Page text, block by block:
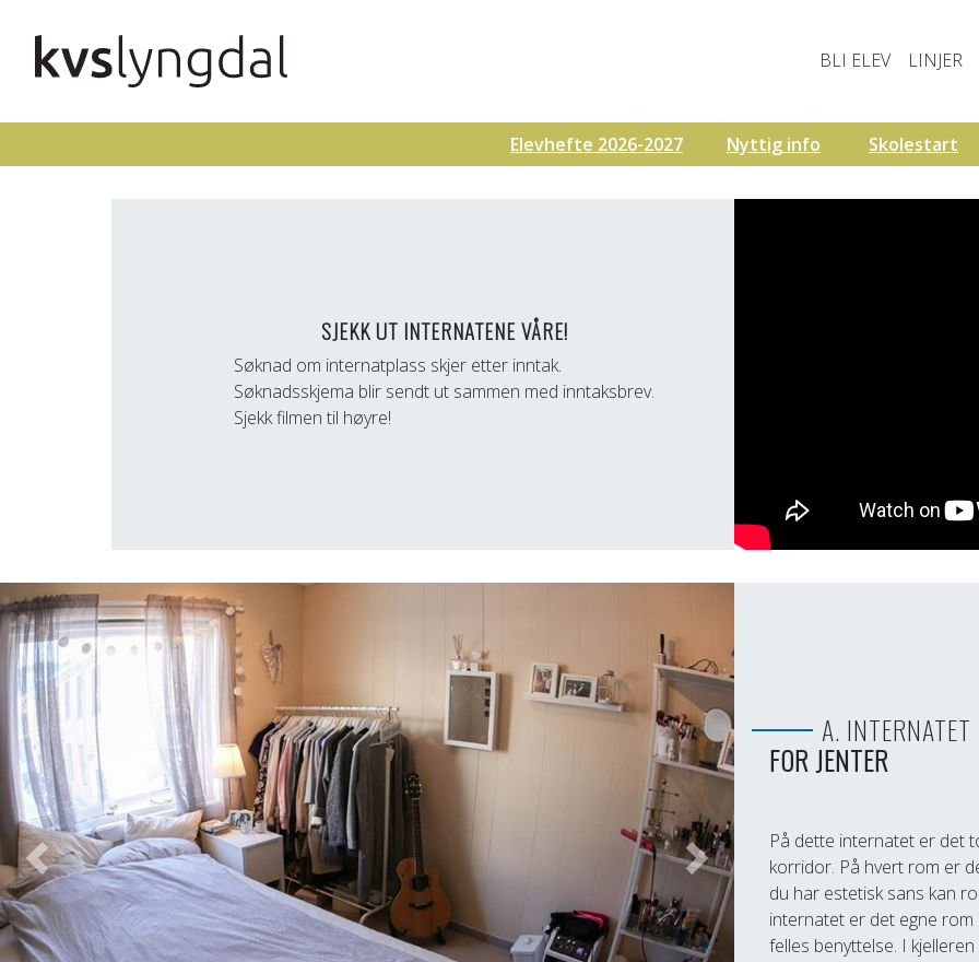
Elevhefte 2026-2027 Nyttig info Skolestart
BLI ELEV LINJER
SJEKK UT INTERNATENE VÅRE!
Søknad om internatplass skjer etter inntak.
Søknadsskjema blir sendt ut sammen med inntaksbrev.
Sjekk filmen til høyre!
Previous Next
A. INTERNATET
FOR JENTER
På dette internatet er det
korridor. På hvert rom er
du har estetisk sans kan
internatet er det egne
felles benyttelse. I